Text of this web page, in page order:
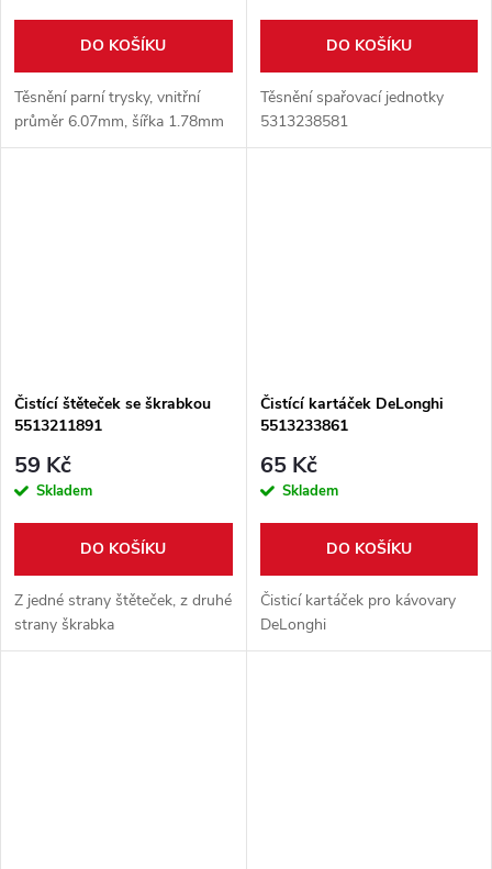
DO KOŠÍKU
Těsnění parní trysky, vnitřní
průměr 6.07mm, šířka 1.78mm
DO KOŠÍKU
Těsnění spařovací jednotky
5313238581
Čistící štěteček se škrabkou
5513211891
59 Kč
Skladem
DO KOŠÍKU
Z jedné strany štěteček, z druhé
strany škrabka
Čistící kartáček DeLonghi
5513233861
65 Kč
Skladem
DO KOŠÍKU
Čisticí kartáček pro kávovary
DeLonghi